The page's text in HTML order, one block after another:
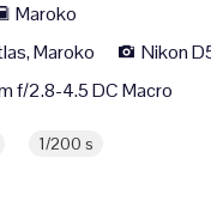
Maroko
Maroko
Nikon
f/2.8-4.5 DC Macro
1/200 s